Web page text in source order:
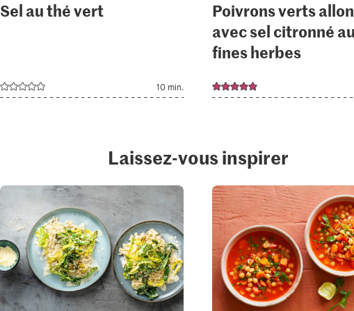
Sel au thé vert
10 min.
Poivrons verts
avec sel citronné
fines herbes
Laissez-vous inspirer